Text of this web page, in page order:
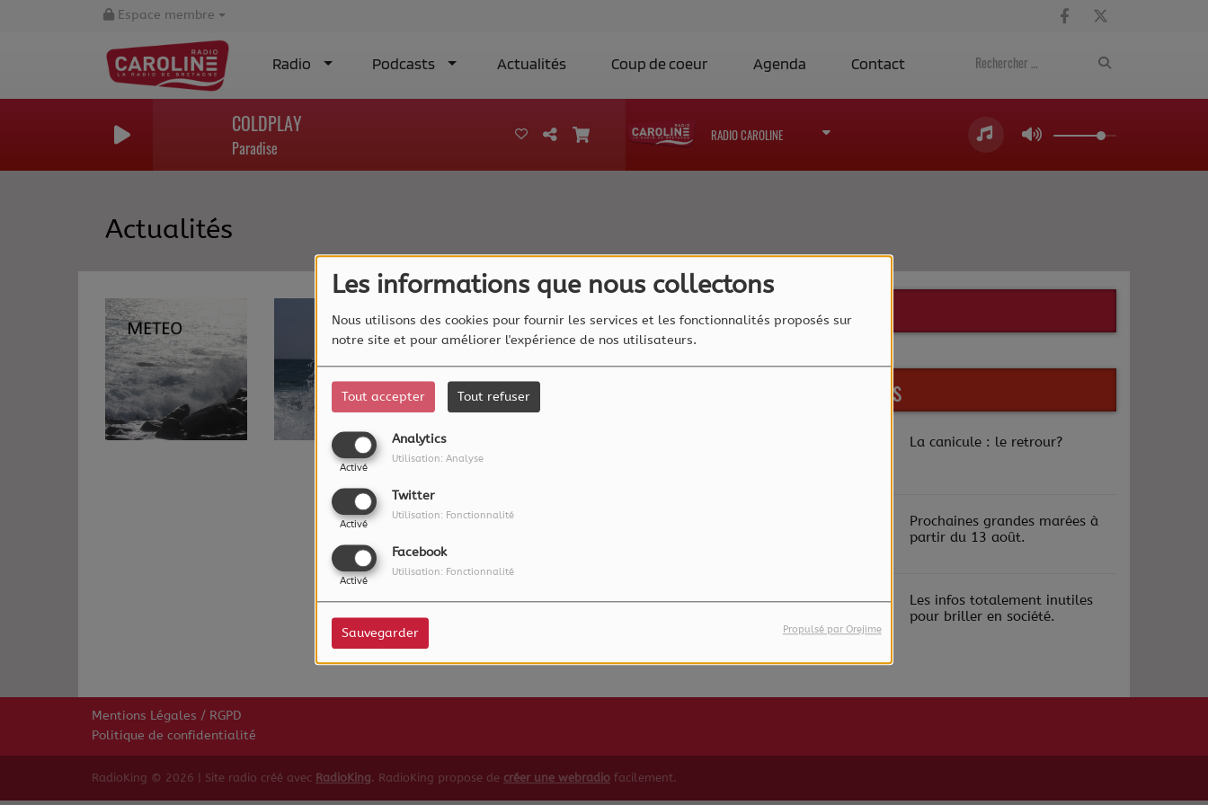
Les informations que nous collectons
Nous utilisons des cookies pour fournir les services et les fonctionnalités proposés sur
notre site et pour améliorer l'expérience de nos utilisateurs.
Tout accepter Tout refuser
Analytics
Activé
Utilisation: Analyse
Twitter
Activé
Utilisation: Fonctionnalité
Facebook
Activé
Utilisation: Fonctionnalité
Sauvegarder Propulsé par Orejime
Espace membre
Radio Podcasts Actualités Coup de coeur Agenda Contact
COLDPLAY
Paradise
RADIO CAROLINE
Actualités
Facebook
Flash Actus
La canicule : le retrour?
Prochaines grandes marées à
partir du 13 août.
Les infos totalement inutiles
pour briller en société.
Mentions Légales / RGPD
Politique de confidentialité
RadioKing © 2026 | Site radio créé avec RadioKing. RadioKing propose de créer une webradio facilement.